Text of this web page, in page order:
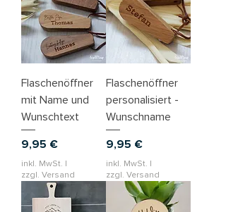
Flaschenöffner
mit Name und
Wunschtext
Preis
9,95 €
inkl. MwSt. |
zzgl. Versand
Flaschenöffner
personalisiert -
Wunschname
Preis
9,95 €
inkl. MwSt. |
zzgl. Versand